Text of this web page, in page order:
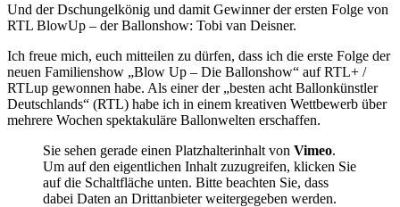
Und der Dschungelkönig und damit Gewinner der ersten Folge von
RTL BlowUp – der Ballonshow: Tobi van Deisner.
Ich freue mich, euch mitteilen zu dürfen, dass ich die erste Folge der
neuen Familienshow „Blow Up – Die Ballonshow“ auf RTL+ /
RTLup gewonnen habe. Als einer der „besten acht Ballonkünstler
Deutschlands“ (RTL) habe ich in einem kreativen Wettbewerb über
mehrere Wochen spektakuläre Ballonwelten erschaffen.
Sie sehen gerade einen Platzhalterinhalt von Vimeo.
Um auf den eigentlichen Inhalt zuzugreifen, klicken Sie
auf die Schaltfläche unten. Bitte beachten Sie, dass
dabei Daten an Drittanbieter weitergegeben werden.